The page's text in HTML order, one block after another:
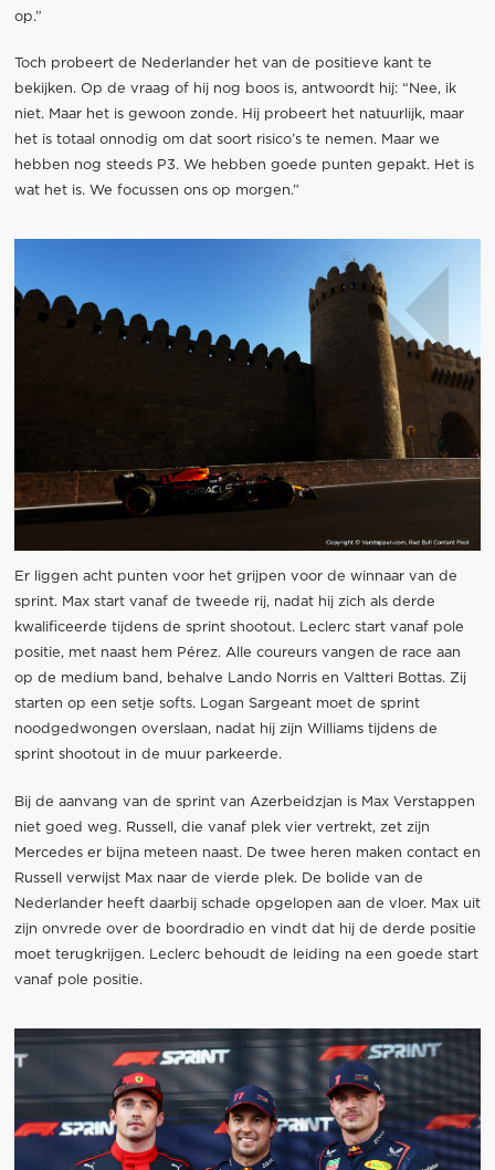
op.”
Toch probeert de Nederlander het van de positieve kant te
bekijken. Op de vraag of hij nog boos is, antwoordt hij: “Nee, ik
niet. Maar het is gewoon zonde. Hij probeert het natuurlijk, maar
het is totaal onnodig om dat soort risico’s te nemen. Maar we
hebben nog steeds P3. We hebben goede punten gepakt. Het is
wat het is. We focussen ons op morgen.”
Er liggen acht punten voor het grijpen voor de winnaar van de
sprint. Max start vanaf de tweede rij, nadat hij zich als derde
kwalificeerde tijdens de sprint shootout. Leclerc start vanaf pole
positie, met naast hem Pérez. Alle coureurs vangen de race aan
op de medium band, behalve Lando Norris en Valtteri Bottas. Zij
starten op een setje softs. Logan Sargeant moet de sprint
noodgedwongen overslaan, nadat hij zijn Williams tijdens de
sprint shootout in de muur parkeerde.
Bij de aanvang van de sprint van Azerbeidzjan is Max Verstappen
niet goed weg. Russell, die vanaf plek vier vertrekt, zet zijn
Mercedes er bijna meteen naast. De twee heren maken contact en
Russell verwijst Max naar de vierde plek. De bolide van de
Nederlander heeft daarbij schade opgelopen aan de vloer. Max uit
zijn onvrede over de boordradio en vindt dat hij de derde positie
moet terugkrijgen. Leclerc behoudt de leiding na een goede start
vanaf pole positie.